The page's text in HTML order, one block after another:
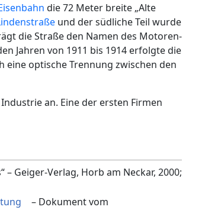
die 72 Meter breite „Alte
und der südliche Teil wurde
die Straße den Namen des Motoren-
Jahren von 1911 bis 1914 erfolgte die
optische Trennung zwischen den
an. Eine der ersten Firmen
Geiger-Verlag, Horb am Neckar, 2000;
– Dokument vom